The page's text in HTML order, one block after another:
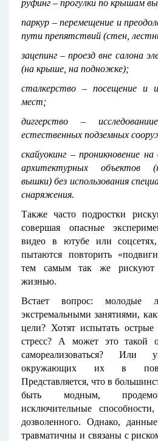
руфинг – прогулки по крышам
паркур – перемещение и
пути препятствий (стен,
зацепинг – проезд вне салона
(на крыше, на подножке);
сталкерство – посещение и
мест;
диггерство –
естественных подземных
скайуокинг – проникновение
архитектурных объектов
вышки) без использования
снаряжения.
Также часто подростки
совершая опасные
видео в ютубе или соцсетях,
пытаются повторить
тем самым так же рискуют
жизнью.
Встает вопрос: молодые
экстремальными занятиями,
цели? Хотят испытать
стресс? А может это такой
самореализоваться?
окружающих их в
Представляется, что в
быть модным,
исключительные
дозволенного. Однако,
травматичны и связаны с